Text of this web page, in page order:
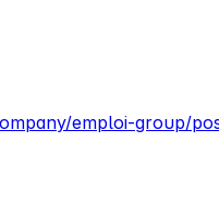
emploi-group/